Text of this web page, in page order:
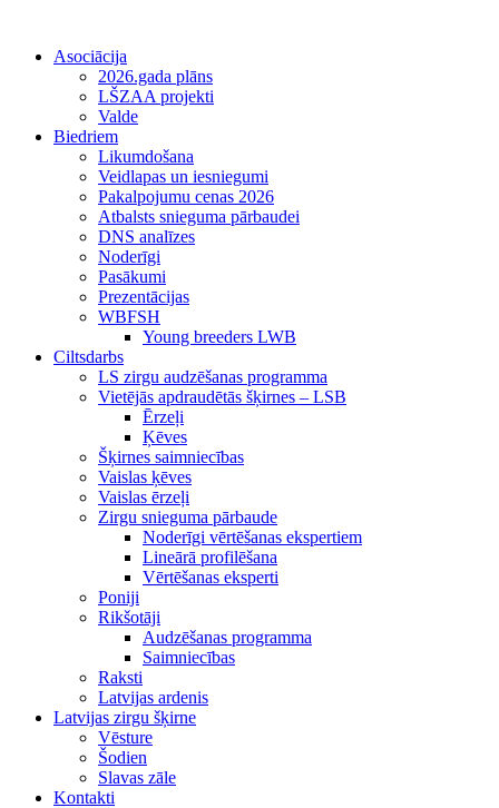
Asociācija
2026.gada plāns
LŠZAA projekti
Valde
Biedriem
Likumdošana
Veidlapas un iesniegumi
Pakalpojumu cenas 2026
Atbalsts snieguma pārbaudei
DNS analīzes
Noderīgi
Pasākumi
Prezentācijas
WBFSH
Young breeders LWB
Ciltsdarbs
LS zirgu audzēšanas programma
Vietējās apdraudētās šķirnes – LSB
Ērzeļi
Ķēves
Šķirnes saimniecības
Vaislas ķēves
Vaislas ērzeļi
Zirgu snieguma pārbaude
Noderīgi vērtēšanas ekspertiem
Lineārā profilēšana
Vērtēšanas eksperti
Poniji
Rikšotāji
Audzēšanas programma
Saimniecības
Raksti
Latvijas ardenis
Latvijas zirgu šķirne
Vēsture
Šodien
Slavas zāle
Kontakti